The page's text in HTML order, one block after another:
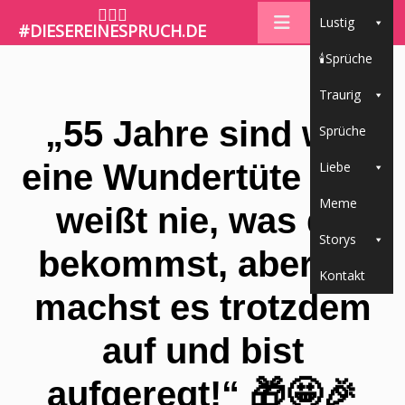
🤷🏼‍♀️
#DIESEREINESPRUCH.DE Lustig
🕯Sprüche
Traurig
Sprüche
Liebe
Meme
Storys
Kontakt
„55 Jahre sind wie
eine Wundertüte – du
weißt nie, was du
bekommst, aber du
machst es trotzdem
auf und bist
aufgeregt!“ 🎁🤩🎉